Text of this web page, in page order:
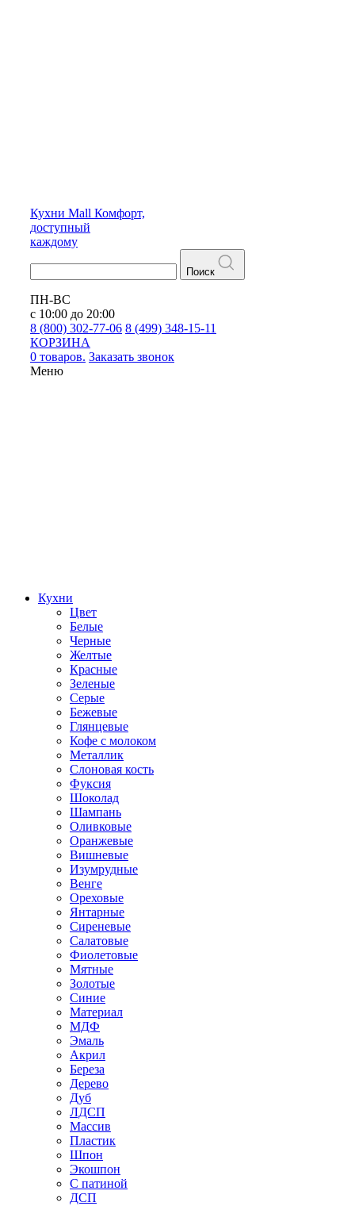
Кухни Mall Комфорт,
доступный
каждому
Поиск
ПН-ВС
с 10:00 до 20:00
8 (800) 302-77-06 8 (499) 348-15-11
КОРЗИНА
0 товаров. Заказать звонок
Меню
Кухни
Цвет
Белые
Черные
Желтые
Красные
Зеленые
Серые
Бежевые
Глянцевые
Кофе с молоком
Металлик
Слоновая кость
Фуксия
Шоколад
Шампань
Оливковые
Оранжевые
Вишневые
Изумрудные
Венге
Ореховые
Янтарные
Сиреневые
Салатовые
Фиолетовые
Мятные
Золотые
Синие
Материал
МДФ
Эмаль
Акрил
Береза
Дерево
Дуб
ЛДСП
Массив
Пластик
Шпон
Экошпон
С патиной
ДСП